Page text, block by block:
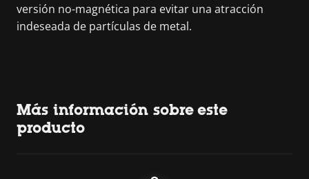
versión no-magnética para evitar una atracción
indeseada de partículas de metal.
Más información sobre este
producto